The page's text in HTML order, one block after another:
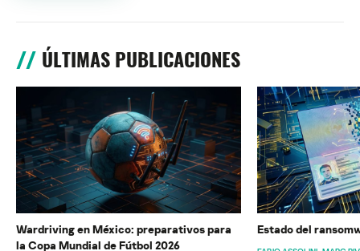
ÚLTIMAS PUBLICACIONES
Wardriving en México: preparativos para
la Copa Mundial de Fútbol 2026
Estado del